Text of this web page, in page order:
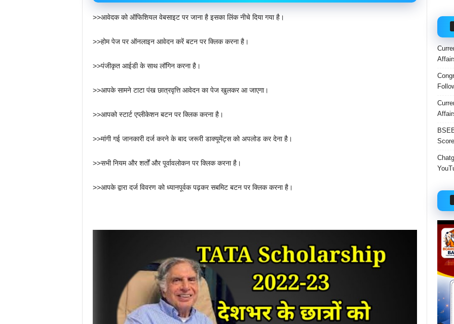
>>आवेदक को ऑफिशियल वेबसाइट पर जाना है इसका लिंक नीचे दिया गया है।
>>होम पेज पर ऑनलाइन आवेदन करें बटन पर क्लिक करना है।
>>पंजीकृत आईडी के साथ लॉगिन करना है।
>>आपके सामने टाटा पंख छात्रवृत्ति आवेदन का पेज खुलकर आ जाएगा।
>>आपको स्टार्ट एप्लीकेशन बटन पर क्लिक करना है।
>>मांगी गई जानकारी दर्ज करने के बाद जरूरी डाक्यूमेंट्स को अपलोड कर देना है।
>>सभी नियम और शर्तों और पूर्वावलोकन पर क्लिक करना है।
>>आपके द्वारा दर्ज विवरण को ध्यानपूर्वक पढ़कर सबमिट बटन पर क्लिक करना है।